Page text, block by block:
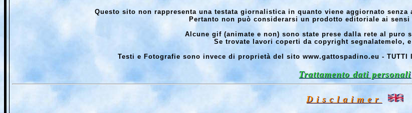
Questo sito non rappresenta una testata giornalistica in quanto viene aggiornato
Pertanto non può considerarsi un prodotto editoriale ai sensi
Alcune gif (animate e non) sono state prese dalla rete al puro
Se trovate lavori coperti da copyright segnalatemelo,
Testi e Fotografie sono invece di proprietà del sito www.gattospadino.eu - TUTTI
Trattamento dati personali
D i s c l a i m e r